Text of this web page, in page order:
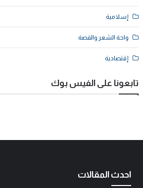
إسلامية
واحة الشعر والقصة
إقتصادية
تابعونا على الفيس بوك
احدث المقالات